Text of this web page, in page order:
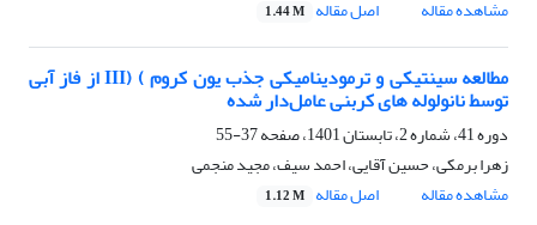
مشاهده مقاله
اصل مقاله 1.44 M
مطالعه سینتیکی و ترمودینامیکی جذب یون کروم ) (III از فاز آبی
توسط نانولوله های کربنی عامل‌دار شده
دوره 41، شماره 2، تابستان 1401، صفحه
37-55
زهرا برمکی، حسین آقایی، احمد سیف، مجید منجمی
مشاهده مقاله
اصل مقاله 1.12 M